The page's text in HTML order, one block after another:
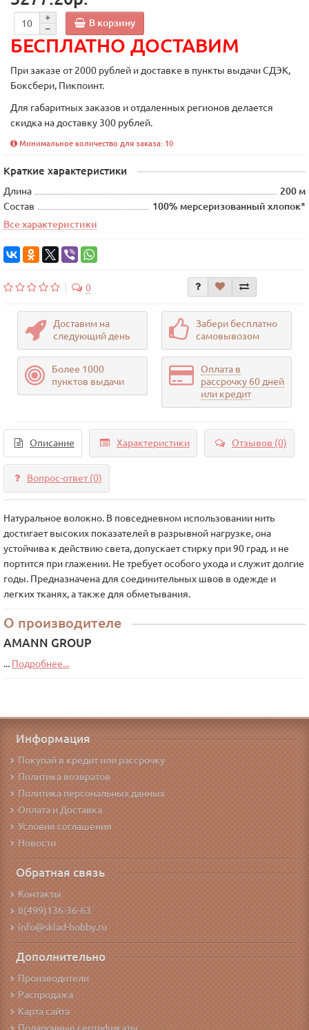
В корзину
БЕСПЛАТНО ДОСТАВИМ
При заказе от 2000 рублей и доставке в пункты выдачи СДЭК,
Боксбери, Пикпоинт.
Для габаритных заказов и отдаленных регионов делается
скидка на доставку 300 рублей.
Минимальное количество для заказа: 10
Краткие характеристики
Длина
200 м
Состав
100% мерсеризованный хлопок*
Все характеристики
0
Доставим на
следующий день
Забери бесплатно
самовывозом
Более 1000
пунктов выдачи
Оплата в
рассрочку 60 дней
или кредит
Описание Характеристики Отзывов (0)
Вопрос-ответ(0)
Натуральное волокно. В повседневном использовании нить
достигает высоких показателей в разрывной нагрузке, она
устойчива к действию света, допускает стирку при 90 град. и не
портится при глажении. Не требует особого ухода и служит долгие
годы. Предназначена для соединительных швов в одежде и
легких тканях, а также для обметывания.
О производителе
AMANN GROUP
... Подробнее...
Информация
Покупай в кредит или рассрочку
Политика возвратов
Политика персональных данных
Оплата и Доставка
Условия соглашения
Новости
Обратная связь
Контакты
8(499)136-36-63
info@sklad-hobby.ru
Дополнительно
Производители
Распродажа
Карта сайта